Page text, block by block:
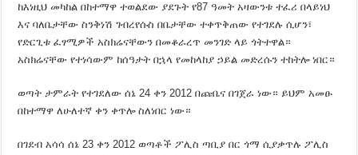
ከእነዚህ መካከል በከተማዋ ተወልደው ያደጉት የ87 ዓመት አዛውንቱ ተፈሪ በላይነህ
እና ባለቤታቸው ስንቅነሽ ገብረየሱስ በቤታቸው ተቀጥቅጠው የተገደሉ ሲሆን፣
የድርጊቱ ፈፃሚዎች አስክሬናቸውን በመቆራረጥ መንገድ ላይ ጎትተዋል።
አስክሬናቸው የተነሳውም ከሰዓታት በኋላ የመከላከያ ኃይል መድረሱን ተከትሎ ነበር።
ወጣት ታምራት የተገደለው ሰኔ 24 ቀን 2012 በጩቤና በገጀራ ነው። ይህም አመፁ
በከተማዋ ለሁለተኛ ቀን ቀጥሎ ስለነበር ነው።
በገደብ አሳሳ ሰኔ 23 ቀን 2012 ወጣቶች ፖሊስ ጣቢያ በር ጎማ ሲያቃጥሉ ፖሊስ